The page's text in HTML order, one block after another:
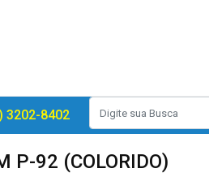
3202-8402
P-92 (COLORIDO)